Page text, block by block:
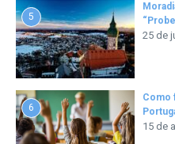
5
25 de
6
Como
15 de